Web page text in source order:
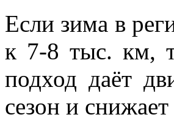
Если зима в
к 7-8 тыс. км,
подход даёт
сезон и